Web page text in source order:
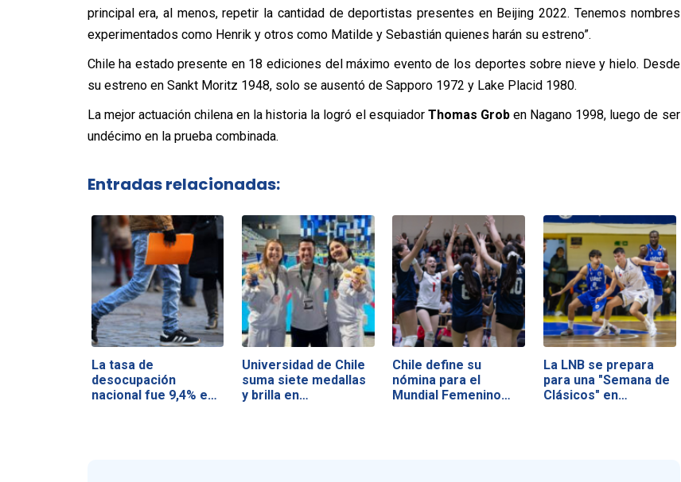
principal era, al menos, repetir la cantidad de deportistas presentes en Beijing 2022. Tenemos nombres
experimentados como Henrik y otros como Matilde y Sebastián quienes harán su estreno”.
Chile ha estado presente en 18 ediciones del máximo evento de los deportes sobre nieve y hielo. Desde
su estreno en Sankt Moritz 1948, solo se ausentó de Sapporo 1972 y Lake Placid 1980.
La mejor actuación chilena en la historia la logró el esquiador Thomas Groben Nagano 1998, luego de ser
undécimo en la prueba combinada.
Entradas relacionadas:
La tasa de
desocupación
nacional fue 9,4% en
Universidad de Chile
suma siete medallas
y brilla en…
Chile define su
nómina para el
Mundial Femenino
La LNB se prepara
para una "Semana de
Clásicos" en…